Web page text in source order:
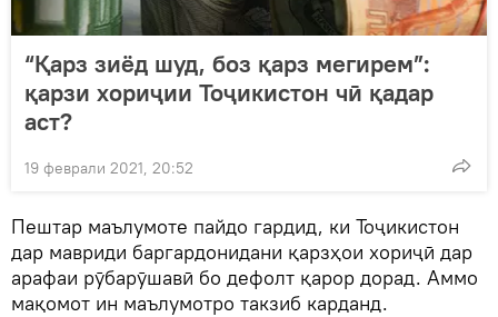
“Қарз зиёд шуд, боз қарз мегирем”:
қарзи хориҷии Тоҷикистон чӣ қадар
аст?
19 феврали 2021, 20:52
Пештар маълумоте пайдо гардид, ки Тоҷикистон
дар мавриди баргардонидани қарзҳои хориҷӣ дар
арафаи рӯбарӯшавӣ бо дефолт қарор дорад. Аммо
мақомот ин маълумотро такзиб карданд.